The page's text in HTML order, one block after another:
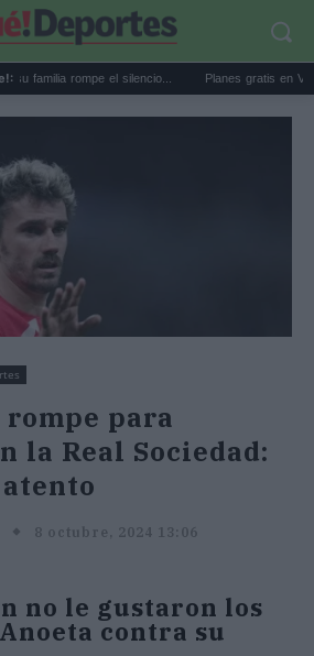
rompe el silencio... Planes gratis en Valencia
para
la Real Sociedad:
8 octubre, 2024 13:06
no le gustaron los
contra su